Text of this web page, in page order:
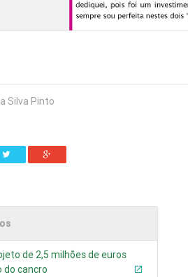
Silva Pinto
de 2,5 milhões de euros
cancro